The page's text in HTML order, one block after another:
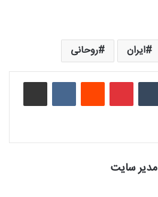
ایران روحانی
‫پین‌ترست ‫رددیت
مدیر سایت